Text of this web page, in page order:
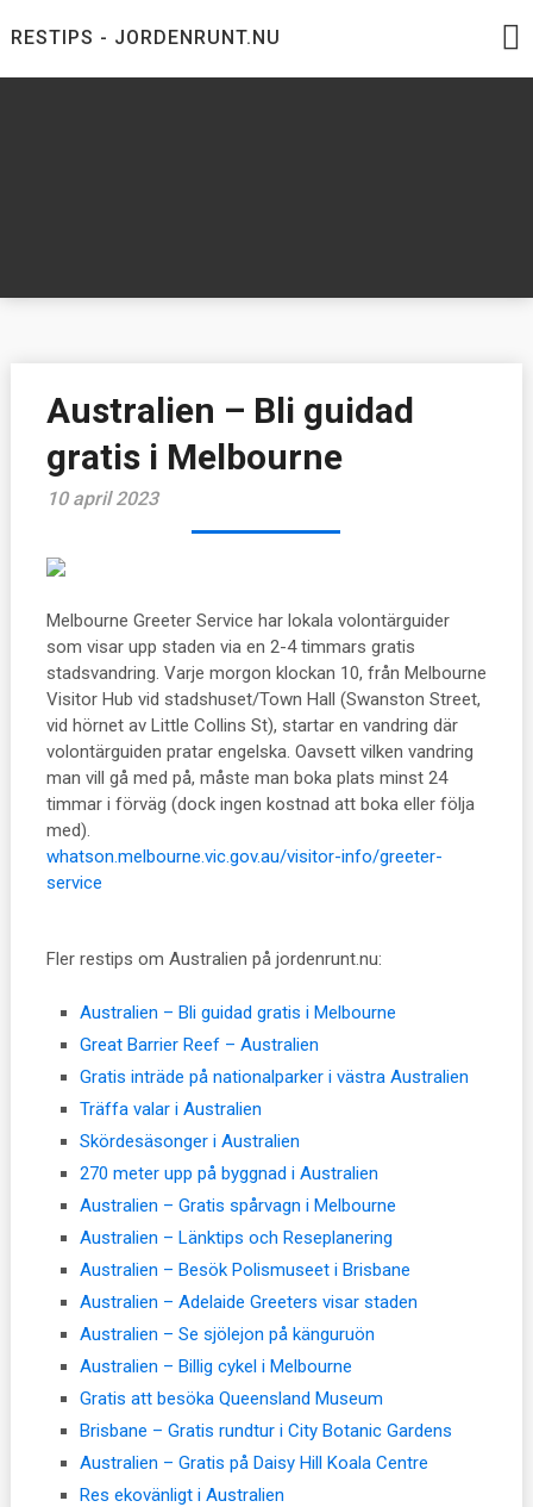
toRESTIPS - JORDENRUNT.NU
Australien – Bli guidad
gratis i Melbourne
10 april 2023
Melbourne Greeter Service har lokala volontärguider
som visar upp staden via en 2-4 timmars gratis
stadsvandring. Varje morgon klockan 10, från Melbourne
Visitor Hub vid stadshuset/Town Hall (Swanston Street,
vid hörnet av Little Collins St), startar en vandring där
volontärguiden pratar engelska. Oavsett vilken vandring
man vill gå med på, måste man boka plats minst 24
timmar i förväg (dock ingen kostnad att boka eller följa
med).
whatson.melbourne.vic.gov.au/visitor-info/greeter-
service
Fler restips om Australien på jordenrunt.nu:
Australien – Bli guidad gratis i Melbourne
Great Barrier Reef – Australien
Gratis inträde på nationalparker i västra Australien
Träffa valar i Australien
Skördesäsonger i Australien
270 meter upp på byggnad i Australien
Australien – Gratis spårvagn i Melbourne
Australien – Länktips och Reseplanering
Australien – Besök Polismuseet i Brisbane
Australien – Adelaide Greeters visar staden
Australien – Se sjölejon på känguruön
Australien – Billig cykel i Melbourne
Gratis att besöka Queensland Museum
Brisbane – Gratis rundtur i City Botanic Gardens
Australien – Gratis på Daisy Hill Koala Centre
Res ekovänligt i Australien